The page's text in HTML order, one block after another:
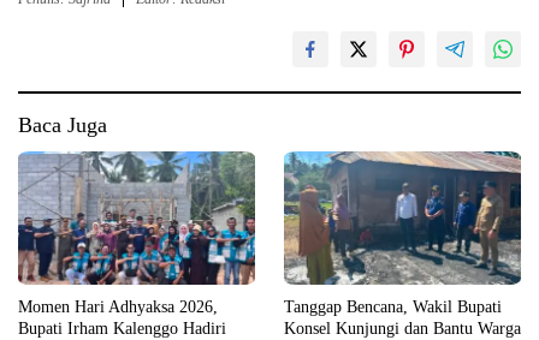
Baca Juga
Momen Hari Adhyaksa 2026,
Bupati Irham Kalenggo Hadiri
Tanggap Bencana, Wakil Bupati
Konsel Kunjungi dan Bantu Warga